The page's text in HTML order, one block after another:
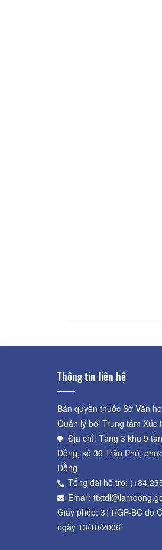
Thông tin liên hệ
Bản quyền thuộc Sở Văn
Quản lý bởi Trung tâm Xúc
Địa chỉ: Tầng 3 khu 9
Đồng, số 36 Trần Phú,
Đồng
Tổng đài hỗ trợ:
Email:
Giấy phép: 311/GP-BC do
ngày 13/10/2006